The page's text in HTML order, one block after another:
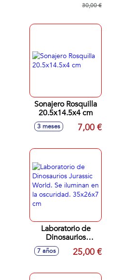
accesorios.30,00 €
Sonajero Rosquilla
20.5x14.5x4 cm
3 meses 7,00 €
Laboratorio de
Dinosaurios
Jurassic World. Se
iluminan en la
cm
7 años 25,00 €